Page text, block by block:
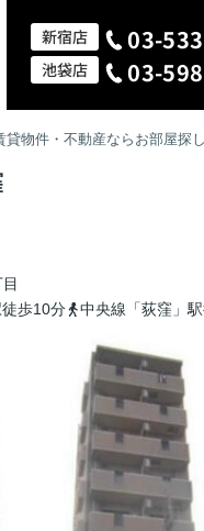
新宿店 03-
池袋店 03-
貸物件・不動産ならお部屋探
歩10分
中央線「荻窪」